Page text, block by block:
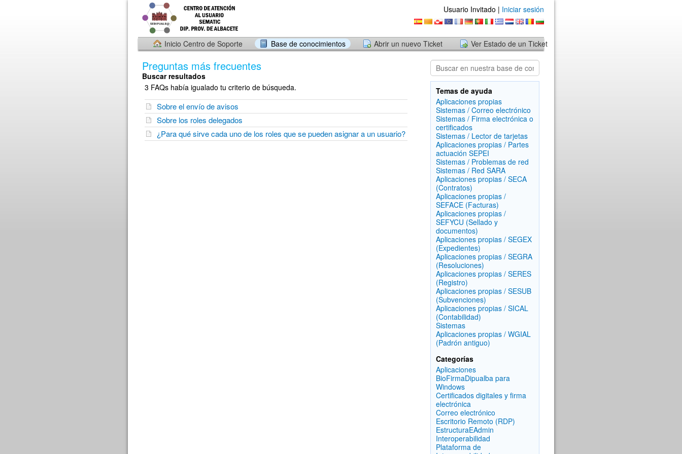
Usuario Invitado | Iniciar sesión
Inicio Centro de Soporte Base de conocimientos Abrir un nuevo Ticket Ver Estado de un Ticket
Preguntas más frecuentes
Buscar resultados
3 FAQs había igualado tu criterio de búsqueda.
Sobre el envío de avisos
Sobre los roles delegados
¿Para qué sirve cada uno de los roles que se pueden asignar a un usuario?
Temas de ayuda
Aplicaciones propias
Sistemas / Correo electrónico
Sistemas / Firma electrónica o
certificados
Sistemas / Lector de tarjetas
Aplicaciones propias / Partes
actuación SEPEI
Sistemas / Problemas de red
Sistemas / Red SARA
Aplicaciones propias / SECA
(Contratos)
Aplicaciones propias /
SEFACE (Facturas)
Aplicaciones propias /
SEFYCU (Sellado y
documentos)
Aplicaciones propias / SEGEX
(Expedientes)
Aplicaciones propias / SEGRA
(Resoluciones)
Aplicaciones propias / SERES
(Registro)
Aplicaciones propias / SESUB
(Subvenciones)
Aplicaciones propias / SICAL
(Contabilidad)
Sistemas
Aplicaciones propias / WGIAL
(Padrón antiguo)
Categorías
Aplicaciones
BioFirmaDipualba para
Windows
Certificados digitales y firma
electrónica
Correo electrónico
Escritorio Remoto (RDP)
EstructuraEAdmin
Interoperabilidad
Plataforma de